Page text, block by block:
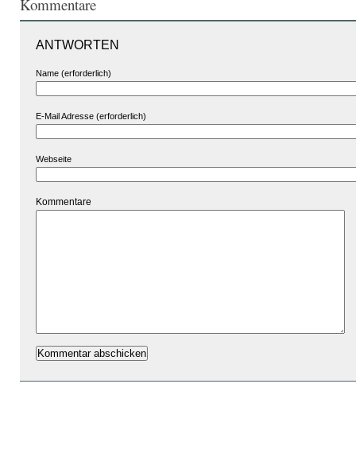
Kommentare
ANTWORTEN
Name (erforderlich)
E-Mail Adresse (erforderlich)
Webseite
Kommentare